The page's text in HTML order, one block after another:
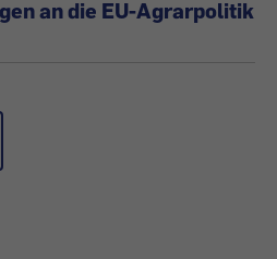
an die EU-Agrarpolitik